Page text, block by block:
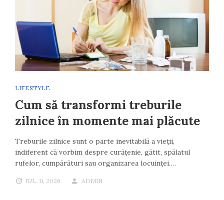
LIFESTYLE
Cum să transformi treburile
zilnice în momente mai plăcute
Treburile zilnice sunt o parte inevitabilă a vieții,
indiferent că vorbim despre curățenie, gătit, spălatul
rufelor, cumpărături sau organizarea locuinței.…
IUL. 11, 2026 ADMIN